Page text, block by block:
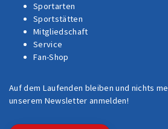
Sportarten
Sportstätten
Mitgliedschaft
Service
Fan-Shop
Auf dem Laufenden bleiben und nichts
unserem Newsletter anmelden!